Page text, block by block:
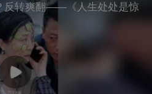
反转爽翻——《人生处处是惊